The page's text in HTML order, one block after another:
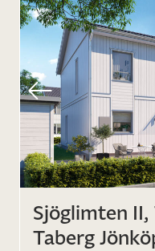
Sjöglimten II,
Taberg